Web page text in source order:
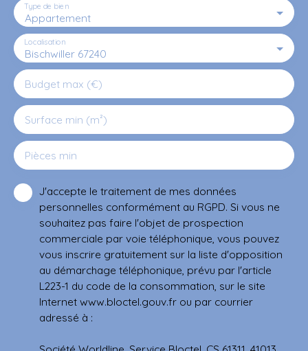
Appartement
Type de bien
Bischwiller 67240
Localisation
Budget max (€)
Surface min (m²)
Pièces min
J'accepte le traitement de mes données
personnelles conformément au RGPD. Si vous ne
souhaitez pas faire l'objet de prospection
commerciale par voie téléphonique, vous pouvez
vous inscrire gratuitement sur la liste d'opposition
au démarchage téléphonique, prévu par l'article
L223-1 du code de la consommation, sur le site
Internet www.bloctel.gouv.fr ou par courrier
adressé à :